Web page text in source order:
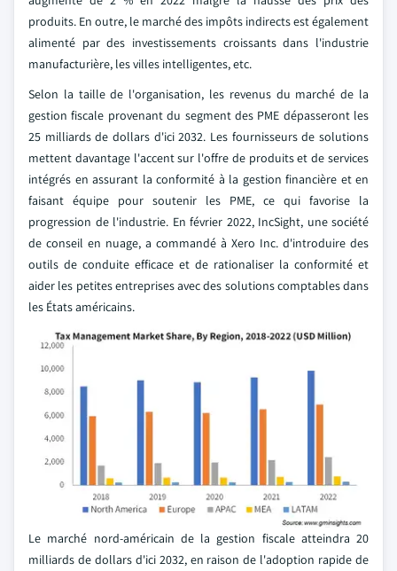
produits. En outre, le marché des impôts indirects est également
alimenté par des investissements croissants dans l'industrie
manufacturière, les villes intelligentes, etc.
Selon la taille de l'organisation, les revenus du marché de la
gestion fiscale provenant du segment des PME dépasseront les
25 milliards de dollars d'ici 2032. Les fournisseurs de solutions
mettent davantage l'accent sur l'offre de produits et de services
intégrés en assurant la conformité à la gestion financière et en
faisant équipe pour soutenir les PME, ce qui favorise la
progression de l'industrie. En février 2022, IncSight, une société
de conseil en nuage, a commandé à Xero Inc. d'introduire des
outils de conduite efficace et de rationaliser la conformité et
aider les petites entreprises avec des solutions comptables dans
les États américains.
Le marché nord-américain de la gestion fiscale atteindra 20
milliards de dollars d'ici 2032, en raison de l'adoption rapide de